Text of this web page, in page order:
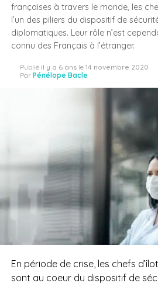
françaises à travers le monde, les
l’un des piliers du dispositif de
diplomatiques. Leur rôle n’est
connu des Français à l’étranger.
Publié il y a 6 ans le 14 novembre 2020
Par Pénélope Bacle
En période de crise, les chefs
sont au coeur du dispositif de